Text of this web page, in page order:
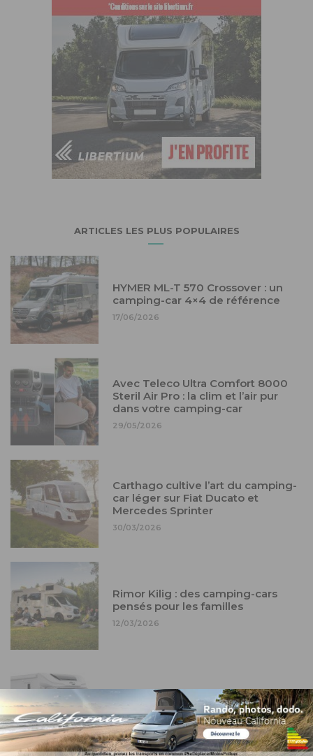
ARTICLES LES PLUS POPULAIRES
HYMER ML-T 570 Crossover : un
camping-car 4×4 de référence
17/06/2026
Avec Teleco Ultra Comfort 8000
Steril Air Pro : la clim et l’air pur
dans votre camping-car
29/05/2026
Carthago cultive l’art du camping-
car léger sur Fiat Ducato et
Mercedes Sprinter
30/03/2026
Rimor Kilig : des camping-cars
pensés pour les familles
12/03/2026
Carado T328 : un camping-car 5
places à prix contenu
12/03/2026